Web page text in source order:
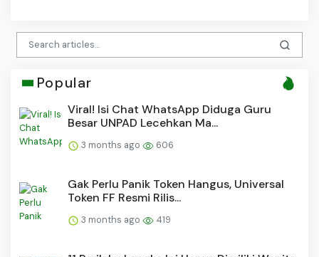
Popular
Viral! Isi Chat WhatsApp Diduga Guru
Besar UNPAD Lecehkan Ma...
3 months ago 606
Gak Perlu Panik Token Hangus, Universal
Token FF Resmi Rilis...
3 months ago 419